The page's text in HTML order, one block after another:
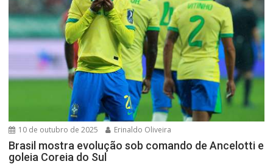
10 de outubro de 2025 Erinaldo Oliveira
Brasil mostra evolução sob comando de Ancelotti e
goleia Coreia do Sul